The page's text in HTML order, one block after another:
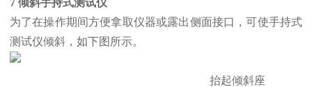
为了在操作期间方便拿取仪器或露出侧面接口，可使手持式
测试仪倾斜，如下图所示。
抬起倾斜座